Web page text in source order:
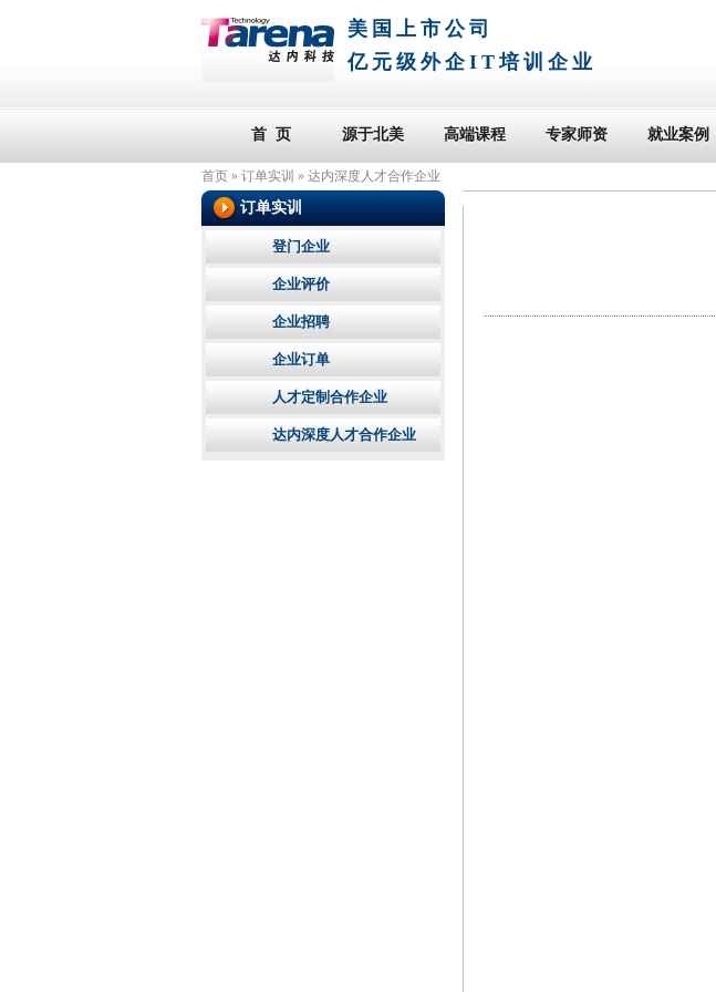
美国上市公司
亿元级外企IT培训企业
首 页 源于北美 高端课程 专家师资 就业案例
首页 » 订单实训 » 达内深度人才合作企业
订单实训
登门企业
企业评价
企业招聘
企业订单
人才定制合作企业
达内深度人才合作企业